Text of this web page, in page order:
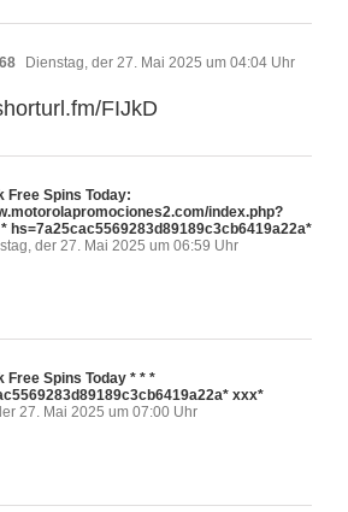
Dienstag, der 27. Mai 2025 um 04:04 Uhr
FIJkD
Free Spins Today:
index.php?
hs=7a25cac5569283d89189c3cb6419a22a*
der 27. Mai 2025 um 06:59 Uhr
Free Spins Today * * *
ххх*
27. Mai 2025 um 07:00 Uhr